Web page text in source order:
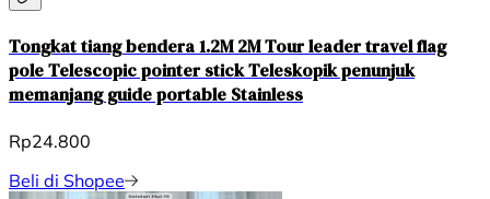
Tongkat tiang bendera 1.2M 2M Tour leader travel flag
pole Telescopic pointer stick Teleskopik penunjuk
memanjang guide portable Stainless
Rp24.800
Beli di Shopee